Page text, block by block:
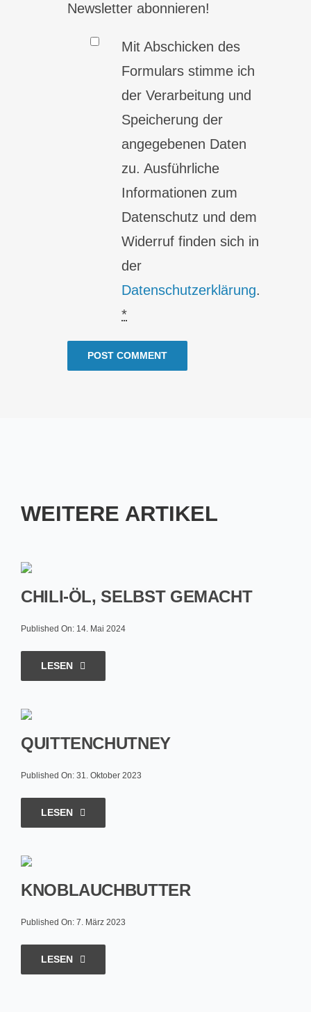
Newsletter abonnieren!
Mit Abschicken des
Formulars stimme ich
der Verarbeitung und
Speicherung der
angegebenen Daten
zu. Ausführliche
Informationen zum
Datenschutz und dem
Widerruf finden sich in
der
Datenschutzerklärung.
*
WEITERE ARTIKEL
CHILI-ÖL, SELBST GEMACHT
Published On: 14. Mai 2024
LESEN
QUITTENCHUTNEY
Published On: 31. Oktober 2023
LESEN
KNOBLAUCHBUTTER
Published On: 7. März 2023
LESEN